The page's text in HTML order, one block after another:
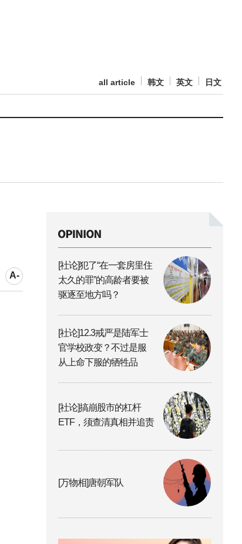
all article 韩文 英文 日文
A-
[社论]犯了“在一套房里住
太久的罪”的高龄者要被
驱逐至地方吗？
[社论]12.3戒严是陆军士
官学校政变？不过是服
从上命下服的牺牲品
[社论]搞崩股市的杠杆
ETF，须查清真相并追责
[万物相]唐朝军队